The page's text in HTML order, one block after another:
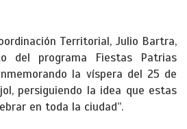
Territorial, Julio Bartra,
del programa Fiestas Patrias
la víspera del 25 de
persiguiendo la idea que estas
en toda la ciudad”.